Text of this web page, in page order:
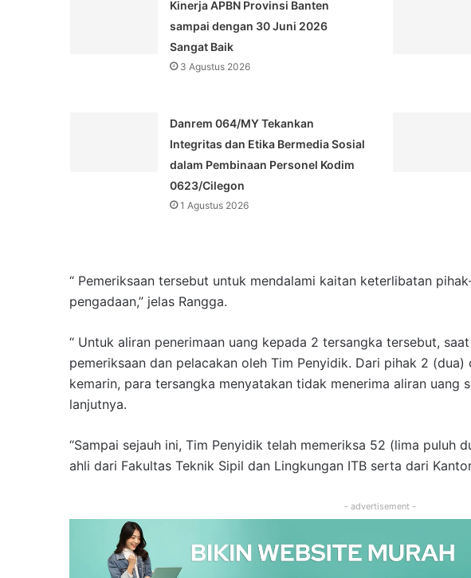
Kinerja APBN Provinsi Banten
sampai dengan 30 Juni 2026
Sangat Baik
3 Agustus 2026
Danrem 064/MY Tekankan
Integritas dan Etika Bermedia Sosial
dalam Pembinaan Personel Kodim
0623/Cilegon
1 Agustus 2026
“ Pemeriksaan tersebut untuk mendalami kaitan keterlibatan
pengadaan,” jelas Rangga.
“ Untuk aliran penerimaan uang kepada 2 tersangka tersebut,
pemeriksaan dan pelacakan oleh Tim Penyidik. Dari pihak 2
kemarin, para tersangka menyatakan tidak menerima aliran uang
lanjutnya.
“Sampai sejauh ini, Tim Penyidik telah memeriksa 52 (lima puluh
ahli dari Fakultas Teknik Sipil dan Lingkungan ITB serta dari
- advertisement -